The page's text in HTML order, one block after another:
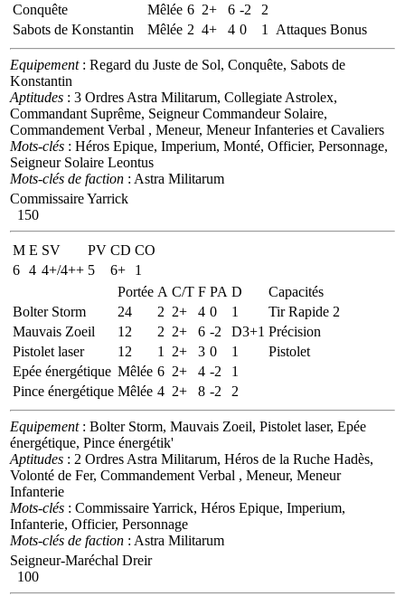
Conquête
Mêlée 6 2+ 6 -2
2
Sabots de Konstantin
Mêlée 2 4+ 4 0 1 Attaques Bonus
Equipement: Regard du Juste de Sol, Conquête, Sabots de
Konstantin
Aptitudes : 3 Ordres Astra Militarum, Collegiate Astrolex,
Commandant Suprême, Seigneur Commandeur Solaire,
Commandement Verbal , Meneur, Meneur Infanteries et Cavaliers
Mots-clés : Héros Epique, Imperium, Monté, Officier, Personnage,
Seigneur Solaire Leontus
Mots-clés de faction : Astra Militarum
Commissaire Yarrick
150
M E SV PV CD CO
6 4 4+/4++ 5 6+
1
Portée A C/T F PA D
Capacités
Bolter Storm
24 2 2+ 4 0 1
Tir Rapide 2
Mauvais Zoeil
12 2 2+ 6 -2 D3+1 Précision
Pistolet laser
12 1 2+ 3 0 1
Pistolet
Epée énergétique Mêlée 6 2+ 4 -2
1
Pince énergétique Mêlée 4 2+ 8 -2 2
Equipement: Bolter Storm, Mauvais Zoeil, Pistolet laser, Epée
énergétique, Pince énergétik'
Aptitudes : 2 Ordres Astra Militarum, Héros de la Ruche Hadès,
Volonté de Fer, Commandement Verbal , Meneur, Meneur
Infanterie
Mots-clés : Commissaire Yarrick, Héros Epique, Imperium,
Infanterie, Officier, Personnage
Mots-clés de faction : Astra Militarum
Seigneur-Maréchal Dreir
100